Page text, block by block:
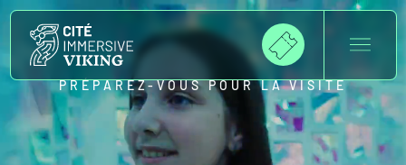
PRÉPAREZ-VOUS POUR LA VISITE